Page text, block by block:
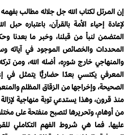
إن المرتل لكتاب الله جل جلاله مطالب
لإعادة إحياء الأمة بالقرآن، باعتباره حبل
المتضمن لنبأ من قبلنا، وخبر ما بعدنا
المحددات والخصائص الموجود في آياته
والمنهاجي خارج سُورِه، أضله الله، ومن
المعرفي يكتسي بعدًا حضاريًّا يتمثل في
الصحيحة، وإخراجها من الزقاق المظلم
منذ قرون، وهذا يستدعي توبة منهاجية
من أوهام، وتحريرها لتصبح منفتحة على
عليها. فما هي شروط الفهم التكاملي